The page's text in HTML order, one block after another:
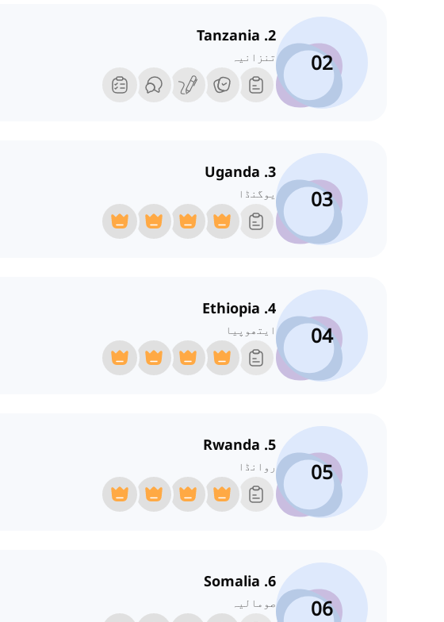
02
2. Tanzania
تنزانیہ
03
3. Uganda
یوگنڈا
04
4. Ethiopia
ایتھوپیا
05
5. Rwanda
روانڈا
06
6. Somalia
صومالیہ